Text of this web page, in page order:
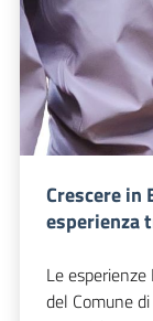
Crescere in
esperienza
Le
del Comune